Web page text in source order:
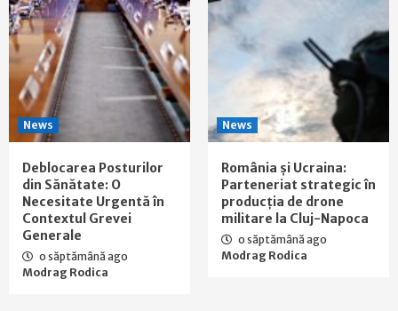
News
Deblocarea Posturilor
din Sănătate: O
Necesitate Urgentă în
Contextul Grevei
Generale
o săptămână ago
Modrag Rodica
News
România și Ucraina:
Parteneriat strategic în
producția de drone
militare la Cluj-Napoca
o săptămână ago
Modrag Rodica